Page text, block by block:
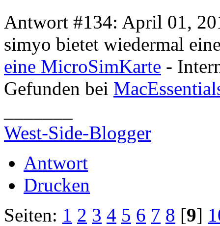
Antwort #134: April 01,
simyo bietet wiedermal
eine MicroSimKarte -
Gefunden bei
West-Side-Blogger
Antwort
Drucken
Seiten: 1 2 3 4 5 6 7 8 [9]